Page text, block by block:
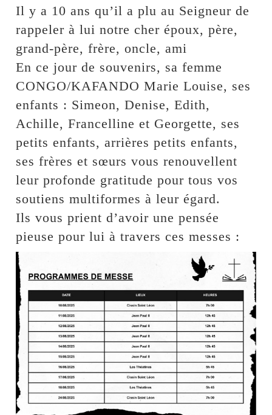
Il y a 10 ans qu’il a plu au Seigneur de
rappeler à lui notre cher époux, père,
grand-père, frère, oncle, ami
En ce jour de souvenirs, sa femme
CONGO/KAFANDO Marie Louise, ses
enfants : Simeon, Denise, Edith,
Achille, Francelline et Georgette, ses
petits enfants, arrières petits enfants,
ses frères et sœurs vous renouvellent
leur profonde gratitude pour tous vos
soutiens multiformes à leur égard.
Ils vous prient d’avoir une pensée
pieuse pour lui à travers ces messes :